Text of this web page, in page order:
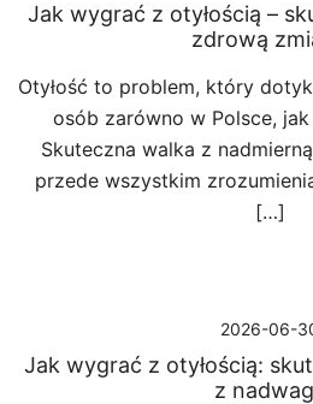
Jak wygrać z otyłością –
zdrową
Otyłość to problem, który
osób zarówno w Polsce, jak
Skuteczna walka z
przede wszystkim
[…]
2026-06-
Jak wygrać z otyłością:
z